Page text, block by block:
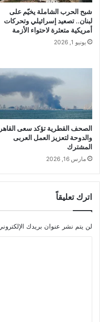
شبح الحرب الشاملة يخيّم على
لبنان.. تصعيد إسرائيلي وتحركات
أمريكية متعثرة لاحتواء الأزمة
يونيو 1, 2026
الصحف القطرية تؤكد سعى
والدوحة لتعزيز العمل العربى
المشترك
مارس 16, 2026
اترك تعليقاً
لن يتم نشر عنوان بريدك